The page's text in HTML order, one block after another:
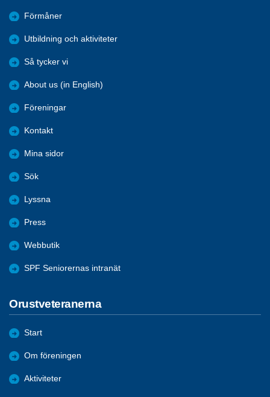
Förmåner
Utbildning och aktiviteter
Så tycker vi
About us (in English)
Föreningar
Kontakt
Mina sidor
Sök
Lyssna
Press
Webbutik
SPF Seniorernas intranät
Orustveteranerna
Start
Om föreningen
Aktiviteter